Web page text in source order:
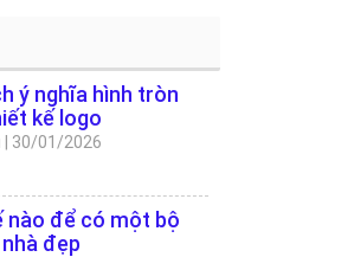
ý nghĩa hình tròn
kế logo
30/01/2026
nào để có một bộ
đẹp